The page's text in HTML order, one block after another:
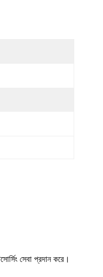
সেবা প্রদান করে।